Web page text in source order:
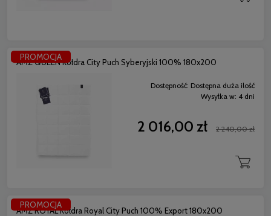
AMZ QUEEN Kołdra City Puch Syberyjski 100% 180x200
Dostępność: Dostępna duża ilość
Wysyłka w: 4 dni
2 016,00 zł 2 240,00 zł
PROMOCJA
AMZ ROYAL Kołdra Royal City Puch 100% Export 180x200
PROMOCJA